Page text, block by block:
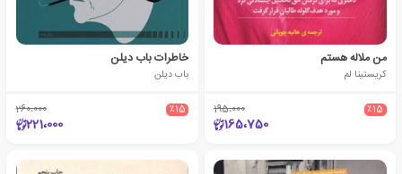
من ملاله هستم
کریستینا لم
٪15 195،000
165،750
خاطرات باب دیلن
باب دیلن
٪15 260،000
221،000